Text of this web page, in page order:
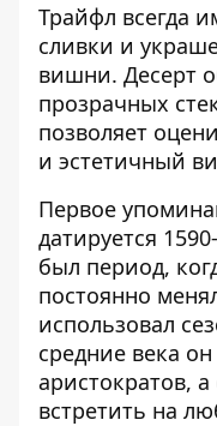
Трайфл всегда
сливки и
вишни. Десерт
прозрачных
позволяет
и эстетичный
Первое
датируется
был период,
постоянно
использовал
средние века
аристократов,
встретить на